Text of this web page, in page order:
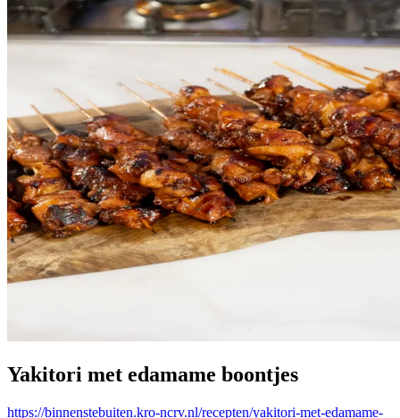
Yakitori met edamame boontjes
https://binnenstebuiten.kro-ncrv.nl/recepten/yakitori-met-edamame-